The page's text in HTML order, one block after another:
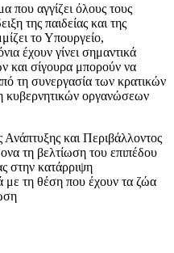
που αγγίζει όλους τους
της παιδείας και της
το Υπουργείο,
έχουν γίνει σημαντικά
και σίγουρα μπορούν να
τη συνεργασία των κρατικών
κυβερνητικών οργανώσεων
και Περιβάλλοντος
τη βελτίωση του επιπέδου
στην κατάρριψη
με τη θέση που έχουν τα ζώα